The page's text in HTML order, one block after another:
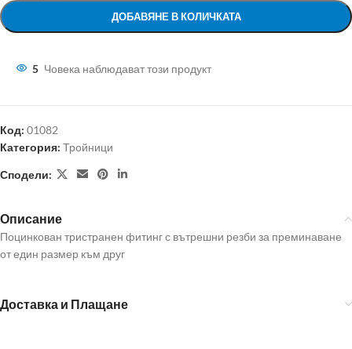
ДОБАВЯНЕ В КОЛИЧКАТА
5 Човека наблюдават този продукт
Код: 01082
Категория: Тройници
Сподели:
Описание
Поцинкован тристранен фитинг с вътрешни резби за преминаване
от един размер към друг
Доставка и Плащане